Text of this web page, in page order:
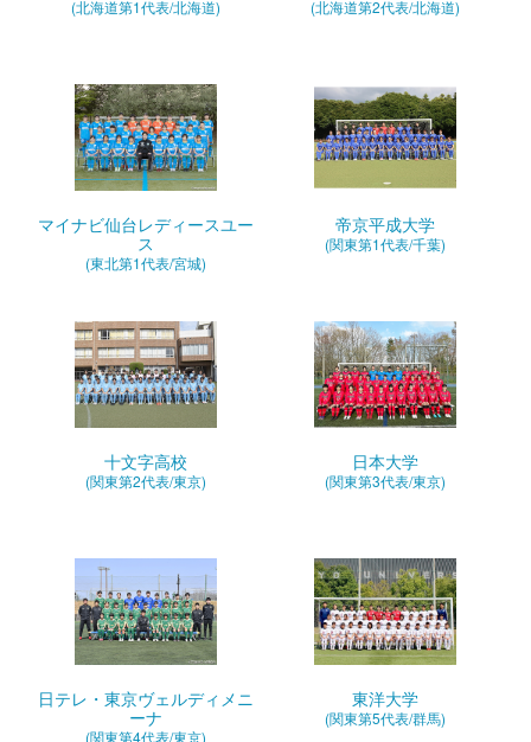
(北海道第1代表/北海道) (北海道第2代表/北海道)
マイナビ仙台レディースユー
ス
(東北第1代表/宮城)
帝京平成大学
(関東第1代表/千葉)
十文字高校
(関東第2代表/東京)
日本大学
(関東第3代表/東京)
日テレ・東京ヴェルディメニ
ーナ
(関東第4代表/東京)
東洋大学
(関東第5代表/群馬)